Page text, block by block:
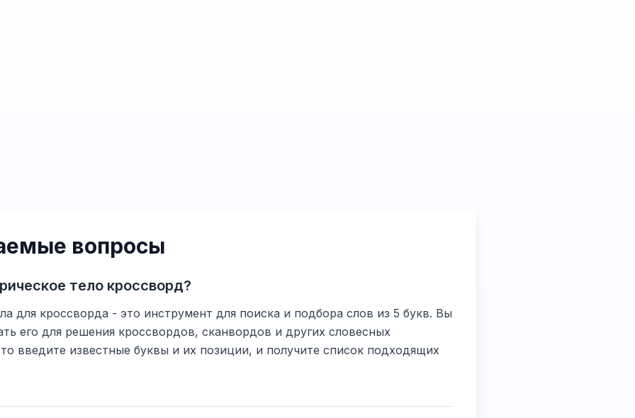
вопросы
тело кроссворд?
для кроссворда - это инструмент для поиска и подбора слов из 5 букв. Вы
его для решения кроссвордов, сканвордов и других словесных
введите известные буквы и их позиции, и получите список подходящих